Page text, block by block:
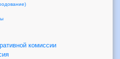
комиссии